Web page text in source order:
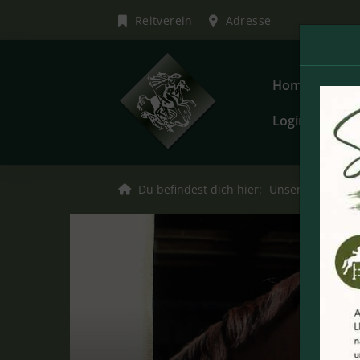
Reitverein Adresse
Home
Login
Du befindest dich hier: Unser Verein